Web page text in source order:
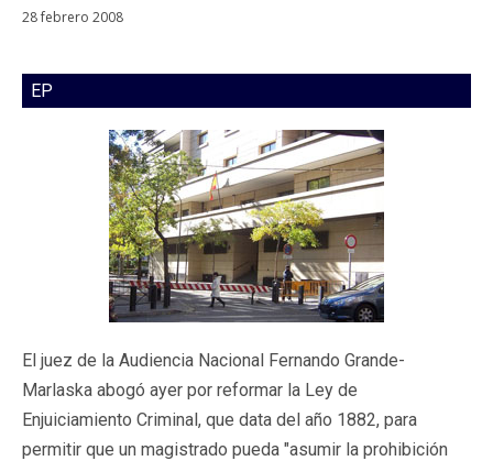
28 febrero 2008
EP
El juez de la Audiencia Nacional Fernando Grande-
Marlaska abogó ayer por reformar la Ley de
Enjuiciamiento Criminal, que data del año 1882, para
permitir que un magistrado pueda "asumir la prohibición